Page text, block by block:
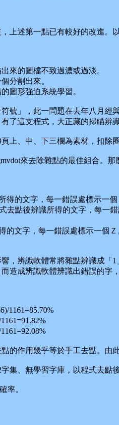
述第一點已有較好的改進。以
來的圖檔不致過濃或過淡。
分割出來。
圖形強迫系統學習。
」，此一問題在去年八月經
了這支程式，大正藏的掃瞄辨
、中、下三欄為素材，扣除圈
來去除雜點的最佳組合。那
得的文字，每一錯誤處標示一個
去點後辨識所得的文字，每一
的文字，每一錯誤處標示一個Ｚ
辨識軟體常將雜點辨識成「1
造成辨識軟體辨識出錯誤的字
1161=85.70%
作用幾乎等於手工去點。由此
、無學習字庫，以程式去點後
率。